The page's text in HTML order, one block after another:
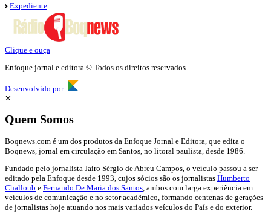
Expediente
Clique e ouça
Enfoque jornal e editora © Todos os direitos reservados
Desenvolvido por:
✕
Quem Somos
Boqnews.com é um dos produtos da Enfoque Jornal e Editora, que edita o
Boqnews, jornal em circulação em Santos, no litoral paulista, desde 1986.
Fundado pelo jornalista Jairo Sérgio de Abreu Campos, o veículo passou a ser
editado pela Enfoque desde 1993, cujos sócios são os jornalistas Humberto
Challoub e Fernando De Maria dos Santos , ambos com larga experiência em
veículos de comunicação e no setor acadêmico, formando centenas de gerações
de jornalistas hoje atuando nos mais variados veículos do País e do exterior.